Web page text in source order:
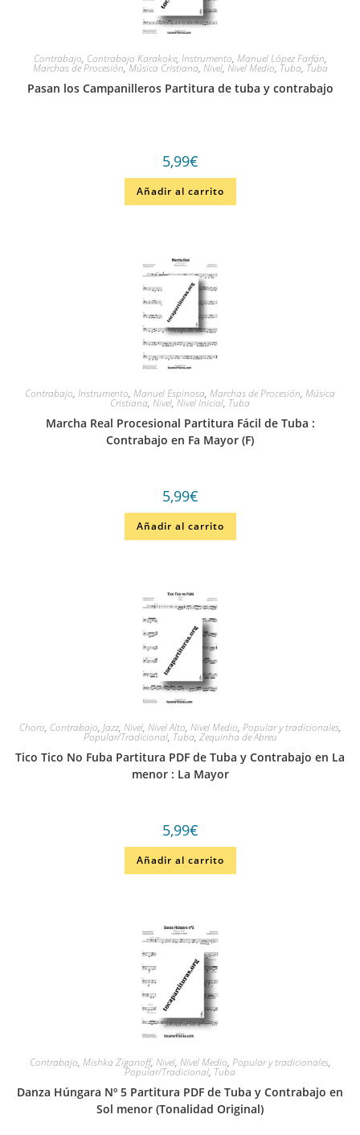
Contrabajo, Contrabajo Karakoke, Instrumento, Manuel López Farfán,
Marchas de Procesión,Música Cristiana, Nivel, Nivel Medio, Tuba, Tuba
Pasan los Campanilleros Partitura de tuba y contrabajo
5,99€
Añadir al carrito
Contrabajo, Instrumento, Manuel Espinosa, Marchas de Procesión, Música
Cristiana, Nivel,Nivel Inicial, Tuba
Marcha Real Procesional Partitura Fácil de Tuba :
Contrabajo en Fa Mayor (F)
5,99€
Añadir al carrito
Choro, Contrabajo, Jazz, Nivel, Nivel Alto, Nivel Medio, Popular y tradicionales,
Popular/Tradicional, Tuba, Zequinha de Abreu
Tico Tico No Fuba Partitura PDF de Tuba y Contrabajo en La
menor : La Mayor
5,99€
Añadir al carrito
Contrabajo, Mishka Ziganoff, Nivel, Nivel Medio, Popular y tradicionales,
Popular/Tradicional, Tuba
Danza Húngara Nº 5 Partitura PDF de Tuba y Contrabajo en
Sol menor (Tonalidad Original)